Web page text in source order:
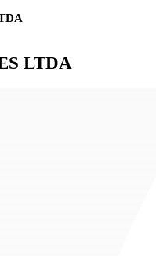
LTDA